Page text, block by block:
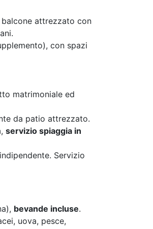
attrezzato con
con spazi
matrimoniale ed
da patio attrezzato.
servizio spiaggia in
Servizio
bevande incluse.
uova, pesce,